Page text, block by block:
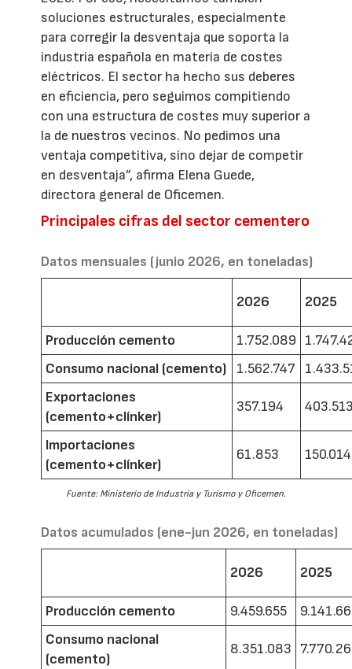
soluciones estructurales, especialmente
para corregir la desventaja que soporta la
industria española en materia de costes
eléctricos. El sector ha hecho sus deberes
en eficiencia, pero seguimos compitiendo
con una estructura de costes muy superior a
la de nuestros vecinos. No pedimos una
ventaja competitiva, sino dejar de competir
en desventaja”, afirma Elena Guede,
directora general de Oficemen.
Principales cifras del sector cementero
Datos mensuales (junio 2026, en toneladas)
2026 2025
Producción cemento 1.752.089
Consumo nacional (cemento)
1.562.747
Exportaciones
(cemento+clínker)
357.194
Importaciones
(cemento+clínker)
61.853 150.014
Fuente: Ministerio de Industria y Turismo y Oficemen.
Datos acumulados (ene-jun 2026, en toneladas)
2026 2025
Producción cemento 9.459.655
Consumo nacional
(cemento)
8.351.083